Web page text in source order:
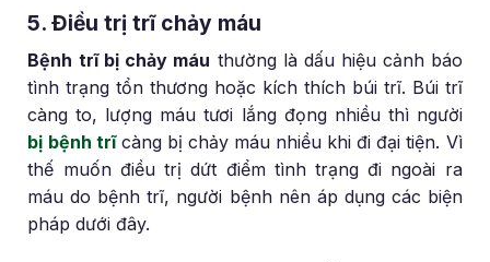
5. Điều trị trĩ chảy máu
Bệnh trĩ bị chảy máu thường là dấu hiệu cảnh báo
tình trạng tổn thương hoặc kích thích búi trĩ. Búi trĩ
càng to, lượng máu tươi lắng đọng nhiều thì người
bị bệnh trĩcàng bị chảy máu nhiều khi đi đại tiện. Vì
thế muốn điều trị dứt điểm tình trạng đi ngoài ra
máu do bệnh trĩ, người bệnh nên áp dụng các biện
pháp dưới đây.